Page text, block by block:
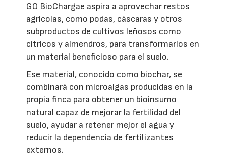
GO BioChargae aspira a aprovechar restos
agrícolas, como podas, cáscaras y otros
subproductos de cultivos leñosos como
cítricos y almendros, para transformarlos en
un material beneficioso para el suelo.
Ese material, conocido como biochar, se
combinará con microalgas producidas en la
propia finca para obtener un bioinsumo
natural capaz de mejorar la fertilidad del
suelo, ayudar a retener mejor el agua y
reducir la dependencia de fertilizantes
externos.